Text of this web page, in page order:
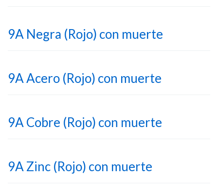
9A Negra (Rojo) con muerte
9A Acero (Rojo) con muerte
9A Cobre (Rojo) con muerte
9A Zinc (Rojo) con muerte